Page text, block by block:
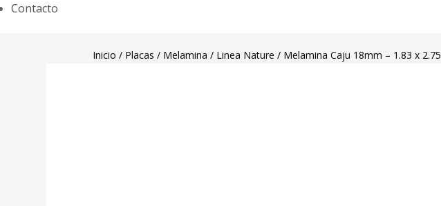
Contacto
Inicio / Placas / Melamina / Linea Nature / Melamina Caju 18mm – 1.83 x 2.75